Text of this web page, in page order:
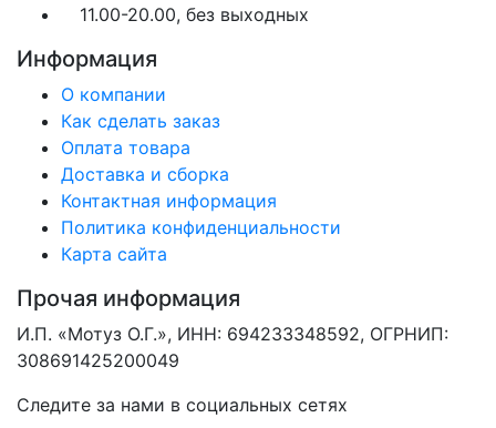
11.00-20.00, без выходных
Информация
О компании
Как сделать заказ
Оплата товара
Доставка и сборка
Контактная информация
Политика конфиденциальности
Карта сайта
Прочая информация
И.П. «Мотуз О.Г.», ИНН: 694233348592, ОГРНИП:
308691425200049
Следите за нами в социальных сетях